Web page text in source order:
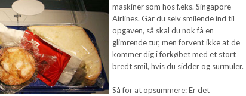
maskiner som hos f.eks. Singapore
Airlines. Går du selv smilende ind til
opgaven, så skal du nok få en
glimrende tur, men forvent ikke at de
kommer dig i forkøbet med et stort
bredt smil, hvis du sidder og surmuler.
Så for at opsummere: Er det